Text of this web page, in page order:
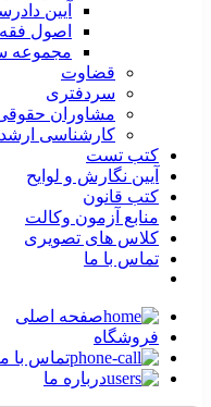
آیین
اصول فقه
مجموعه
قضاوت
سردفتری
مشاوران
کارشناسی ارشد
کتب تست
آیین نگارش و لوایح
کتب قانون
منابع آزمون وکالت
کلاس های تصویری
تماس با ما
صفحه اصلی
فروشگاه
تماس با
درباره ما